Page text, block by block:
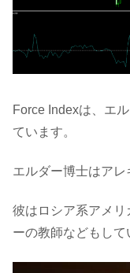
Force Indexは、エ
ています。
エルダー博士はアレ
彼はロシア系アメ
ーの教師などもして